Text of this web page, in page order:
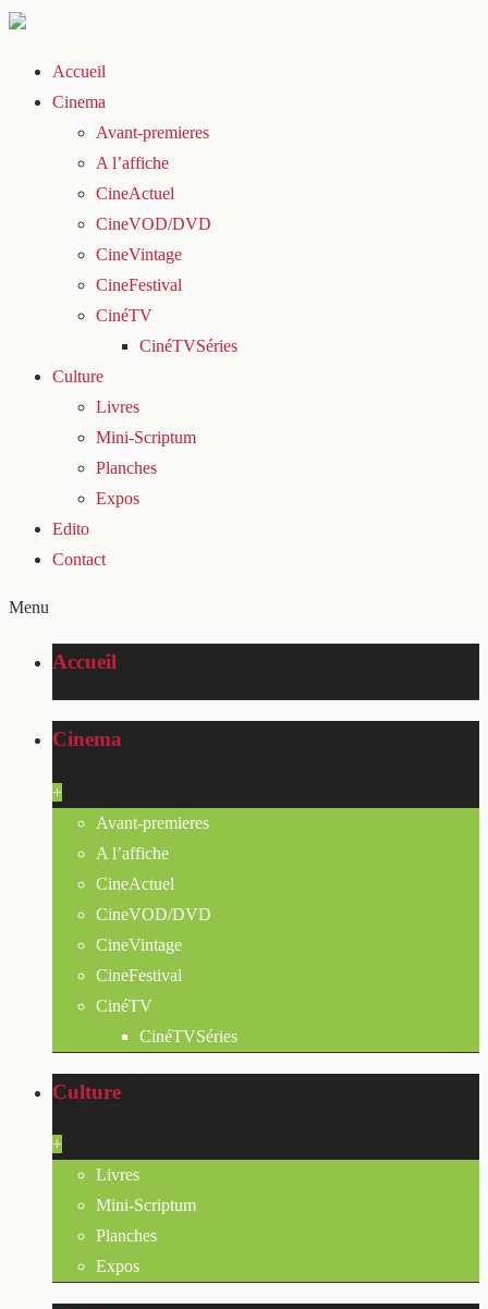
Accueil
Cinema
Avant-premieres
A l’affiche
CineActuel
CineVOD/DVD
CineVintage
CineFestival
CinéTV
CinéTVSéries
Culture
Livres
Mini-Scriptum
Planches
Expos
Edito
Contact
Menu
Accueil
Cinema
+
Avant-premieres
A l’affiche
CineActuel
CineVOD/DVD
CineVintage
CineFestival
CinéTV
CinéTVSéries
Culture
+
Livres
Mini-Scriptum
Planches
Expos